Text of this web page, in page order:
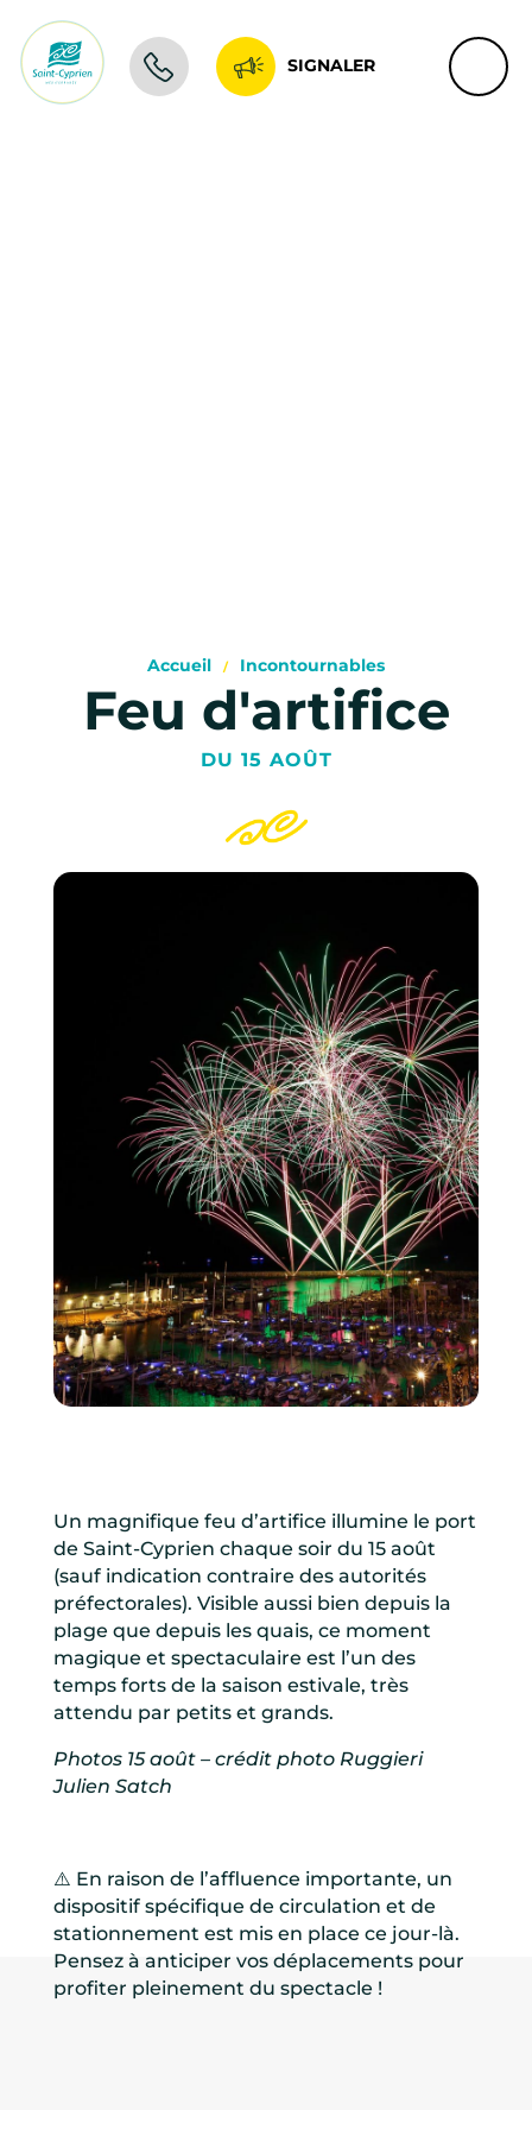
SIGNALER
Accueil Incontournables
Feu d'artifice
DU 15 AOÛT
Un magnifique feu d’artifice illumine le port
de Saint-Cyprien chaque soir du 15 août
(sauf indication contraire des autorités
préfectorales). Visible aussi bien depuis la
plage que depuis les quais, ce moment
magique et spectaculaire est l’un des
temps forts de la saison estivale, très
attendu par petits et grands.
Photos 15 août – crédit photo Ruggieri
Julien Satch
⚠️ En raison de l’affluence importante, un
dispositif spécifique de circulation et de
stationnement est mis en place ce jour-là.
Pensez à anticiper vos déplacements pour
profiter pleinement du spectacle !